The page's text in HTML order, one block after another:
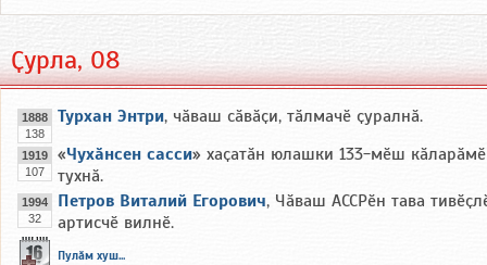
Ҫурла, 08
1888
138
Турхан Энтри, чӑваш сӑвӑҫи, тӑлмачӗ ҫуралнӑ.
1919
107
«Чухӑнсен сасси» хаҫатӑн юлашки 133-мӗш кӑларӑмӗ
тухнӑ.
1994
32
Петров Виталий Егорович, Чӑваш АССРӗн тава
артисчӗ вилнӗ.
Пулӑм хуш...